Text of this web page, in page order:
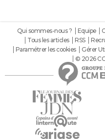
Qui sommes-nous ? Equipe
Tous les articles
RSS
Paramétrer les cookies
Gérer
© 2026